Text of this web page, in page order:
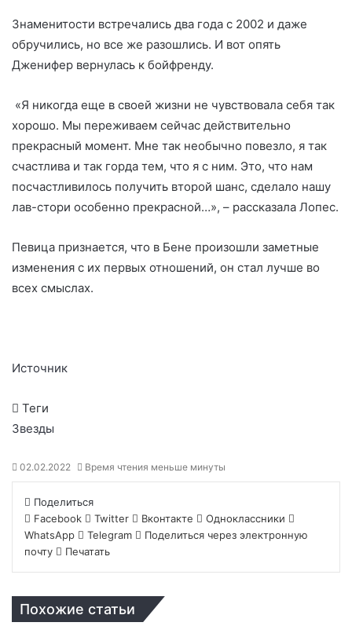
Знаменитости встречались два года с 2002 и даже
обручились, но все же разошлись. И вот опять
Дженифер вернулась к бойфренду.
«Я никогда еще в своей жизни не чувствовала себя так
хорошо. Мы переживаем сейчас действительно
прекрасный момент. Мне так необычно повезло, я так
счастлива и так горда тем, что я с ним. Это, что нам
посчастливилось получить второй шанс, сделало нашу
лав-стори особенно прекрасной…», – рассказала Лопес.
Певица признается, что в Бене произошли заметные
изменения с их первых отношений, он стал лучше во
всех смыслах.
Источник
Теги
Звезды
02.02.2022 Время чтения меньше минуты
Поделиться
Facebook
Twitter Вконтакте
Одноклассники
WhatsApp
Telegram
Поделиться через электронную
почту
Печатать
Похожие статьи